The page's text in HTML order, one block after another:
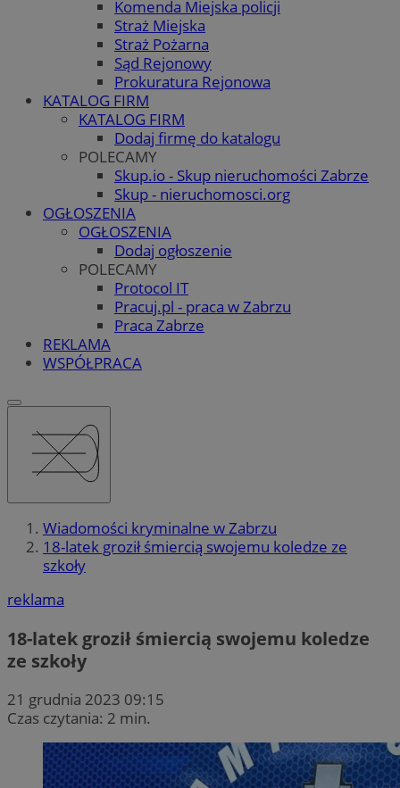
Komenda Miejska policji
Straż Miejska
Straż Pożarna
Sąd Rejonowy
Prokuratura Rejonowa
KATALOG FIRM
KATALOG FIRM
Dodaj firmę do katalogu
POLECAMY
Skup.io - Skup nieruchomości Zabrze
Skup - nieruchomosci.org
OGŁOSZENIA
OGŁOSZENIA
Dodaj ogłoszenie
POLECAMY
Protocol IT
Pracuj.pl - praca w Zabrzu
Praca Zabrze
REKLAMA
WSPÓŁPRACA
Wiadomości kryminalne w Zabrzu
18-latek groził śmiercią swojemu koledze ze
szkoły
reklama
18-latek groził śmiercią swojemu koledze
ze szkoły
21 grudnia 2023 09:15
Czas czytania: 2 min.